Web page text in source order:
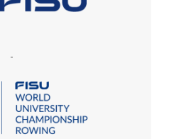
-